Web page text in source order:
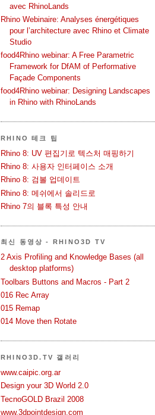
avec RhinoLands
Rhino Webinaire: Analyses énergétiques
pour l’architecture avec Rhino et Climate
Studio
food4Rhino webinar: A Free Parametric
Framework for DfAM of Performative
Façade Components
food4Rhino webinar: Designing Landscapes
in Rhino with RhinoLands
RHINO 테크 팁
Rhino 8: UV 편집기로 텍스처 매핑하기
Rhino 8: 사용자 인터페이스 소개
Rhino 8: 검볼 업데이트
Rhino 8: 메쉬에서 솔리드로
Rhino 7의 블록 특성 안내
최신 동영상 - RHINO3D TV
2 Axis Profiling and Knowledge Bases (all
desktop platforms)
Toolbars Buttons and Macros - Part 2
016 Rec Array
015 Remap
014 Move then Rotate
RHINO3D.TV 갤러리
www.caipic.org.ar
Design your 3D World 2.0
TecnoGOLD Brazil 2008
www.3dpointdesign.com